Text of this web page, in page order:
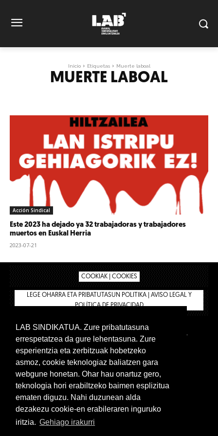
Inicio Etiquetas Muerte laboal
MUERTE LABOAL
Acción Sindical
Este 2023 ha dejado ya 32 trabajadoras y trabajadores
muertos en Euskal Herria
2023-07-21
COOKIAK | COOKIES
LEGE OHARRA ETA PRIBATUTASUN POLITIKA | AVISO LEGAL Y
POLÍTICA DE PRIVACIDAD
BIZILAN.EUS
TIENDA
INTRANET 🔑
Castellano
LAB SINDIKATUA. Zure pribatutasuna
errespetatzea da gure lehentasuna. Zure
esperientzia eta zerbitzuak hobetzeko
asmoz, cookie teknologiaz baliatzen gara
webgune honetan. Ohar hau onartuz gero,
teknologia hori erabiltzeko baimen esplizitua
ematen diguzu. Nahi duzunean alda
dezakezu cookie-en erabileraren inguruko
iritzia. Gehiago irakurri